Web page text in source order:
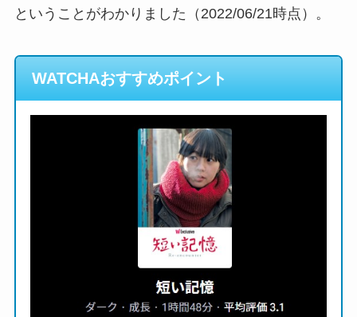
ということがわかりました（2022/06/21時点）。
WATCHAおすすめポイント